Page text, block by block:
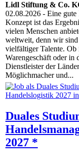
Lidl Stiftung & Co.
02.08.2026 - Eine gute
Konzept ist das
vielen Menschen
weltweit, denn wir
vielfältiger Talente.
Warengeschäft oder in
Dienstleister der
Möglichmacher und...
Duales
2027 *